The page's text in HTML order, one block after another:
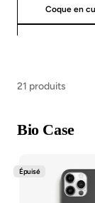
renforcés avec
trouveras chez
Coque en
21 produits
Bio Case
Épuisé